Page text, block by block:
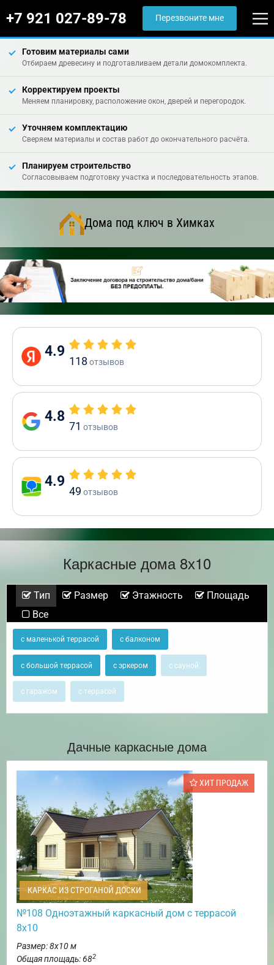
+7 921 027-89-78 Перезвоните мне
Готовим материалы сами
Отбираем древесину и подготавливаем детали домокомплекта.
Корректируем проекты
Меняем планировку, расположение окон, дверей и перегородок.
Уточняем комплектацию
Сверяем материалы и состав работ до окончательного расчёта.
Планируем строительство
Согласовываем подготовку участка и последовательность этапов.
Дома под ключ в Химках
4.9
118 отзывов
4.8
71 отзывов
4.9
49 отзывов
Каркасные дома 8х10
Тип Размер Этажность
Площадь
Все
с маленькой террасой с балконом
с большой террасой с эркером с сауной
с гаражом с террасой
Дачные каркасные дома
ХИТ ПРОДАЖ
КАРКАС ИЗ СТРОГАНОЙ ДОСКИ
№108 Одноэтажный каркасный дом с террасой
8х10
Размер: 8х10 м
Общая площадь: 682